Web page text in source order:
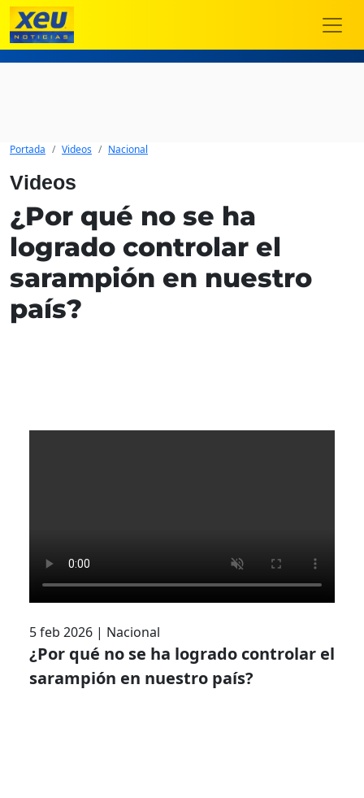
Portada Videos Nacional
Videos
¿Por qué no se ha
logrado controlar el
sarampión en nuestro
país?
5 feb 2026 | Nacional
¿Por qué no se ha logrado controlar el
sarampión en nuestro país?